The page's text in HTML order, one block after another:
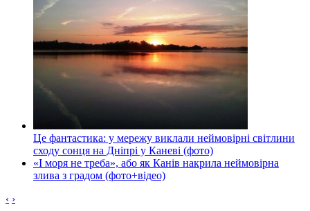
Це фантастика: у мережу виклали неймовірні світлини
сходу сонця на Дніпрі у Каневі (фото)
«І моря не треба», або як Канів накрила неймовірна
злива з градом (фото+відео)
‹ ›